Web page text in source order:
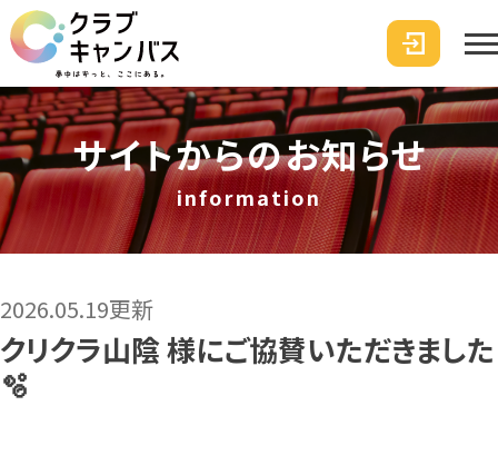
サイトからのお知らせ
information
2026.05.19更新
クリクラ山陰 様にご協賛いただきました
🫧